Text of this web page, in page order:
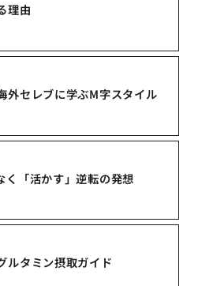
理由
外セレブに学ぶM字スタイル
く「活かす」逆転の発想
ルタミン摂取ガイド